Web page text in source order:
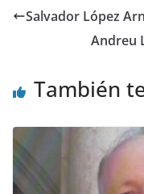
Salvador López
Andreu
También